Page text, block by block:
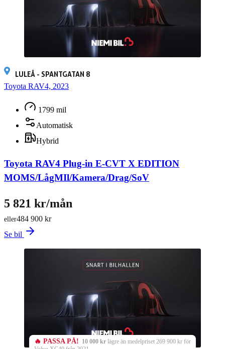
LULEÅ - SPANTGATAN 8
Toyota RAV4, 2023
1799 mil
Automatisk
Hybrid
Toyota RAV4 Plug-in E-CVT X EDITION
MOMS/LågMIl/Kamera/Drag/SoV
484 900 kr
eller
5 821 kr/mån
Se bil
🔥 PASSA PÅ! 10 000 kr lägre än medelpriset 269 900 kr för